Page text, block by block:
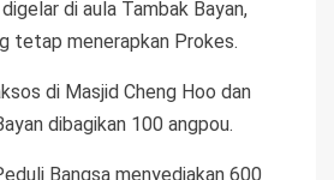
di aula Tambak Bayan,
tetap menerapkan Prokes.
di Masjid Cheng Hoo dan
dibagikan 100 angpou.
Bangsa menyediakan 600